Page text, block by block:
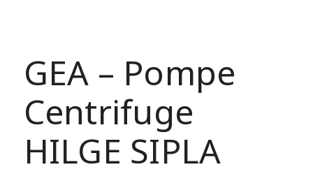
GEA – Pompe
Centrifuge
HILGE SIPLA